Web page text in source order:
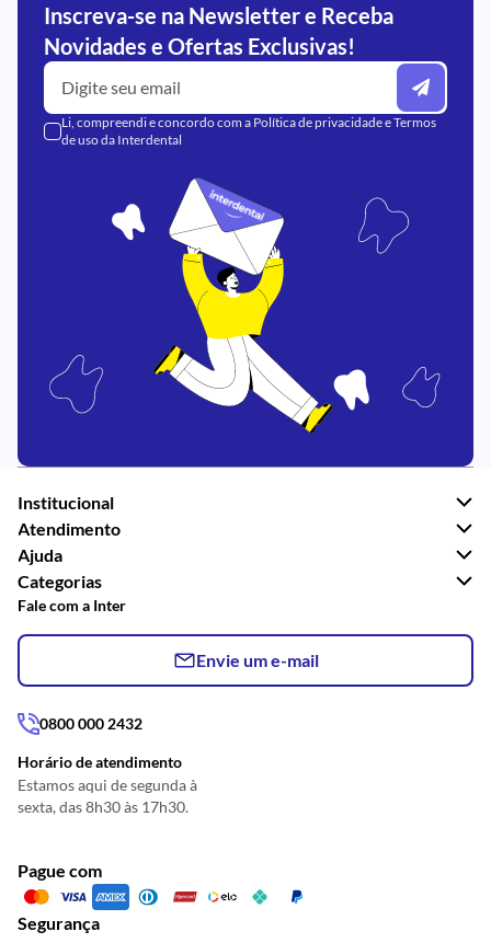
Inscreva-se na Newsletter e Receba
Novidades e Ofertas Exclusivas!
Li, compreendi e concordo com a Política de privacidadeeTermos
de usoda Interdental
Institucional
Atendimento
Ajuda
Categorias
Fale com a Inter
Envie um e-mail
0800 000 2432
Horário de atendimento
Estamos aqui de segunda à
sexta, das 8h30 às 17h30.
Pague com
Segurança